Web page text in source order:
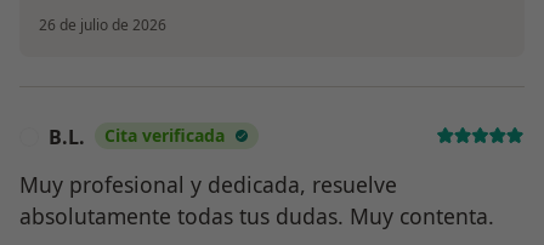
26 de julio de 2026
B.L. Cita verificada
Muy profesional y dedicada, resuelve
absolutamente todas tus dudas. Muy contenta.